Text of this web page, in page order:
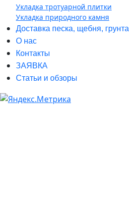
Укладка тротуарной плитки
Укладка природного камня
Доставка песка, щебня, грунта
О нас
Контакты
ЗАЯВКА
Статьи и обзоры